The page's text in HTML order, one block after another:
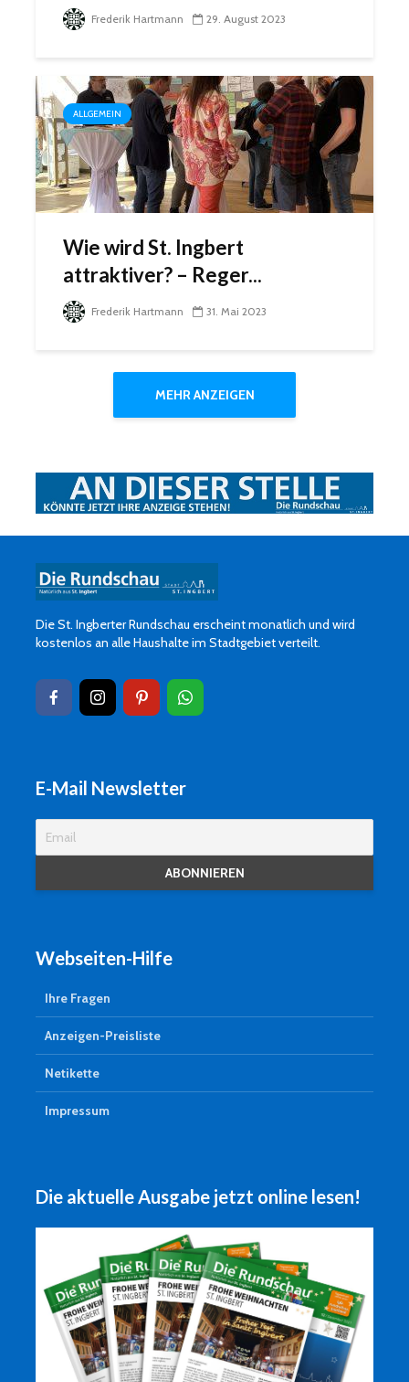
Frederik Hartmann 29. August 2023
ALLGEMEIN
Wie wird St. Ingbert
attraktiver? – Reger...
Frederik Hartmann 31. Mai 2023
MEHR ANZEIGEN
Die St. Ingberter Rundschau erscheint monatlich und wird
kostenlos an alle Haushalte im Stadtgebiet verteilt.
E-Mail Newsletter
Webseiten-Hilfe
Ihre Fragen
Anzeigen-Preisliste
Netikette
Impressum
Die aktuelle Ausgabe jetzt online lesen!